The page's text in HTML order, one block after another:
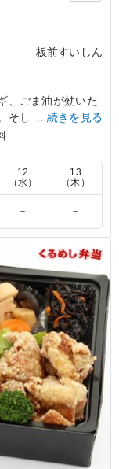
板前すいしん
、ごま油が効いた
そして、トマソー
味。お腹に優し
ーム弁当です。
事先のスタッフ
珍しいメニュー
、栄養バランス
おしても食べた
心配にはなりま
た頼みたいと
…続きを見る
12
（水）
13
（木）
－ －